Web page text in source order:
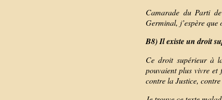
Camarade du Parti
Germinal, j’espère que
B8) Il existe un droit
Ce droit supérieur à
pouvaient plus vivre
contre la Justice,